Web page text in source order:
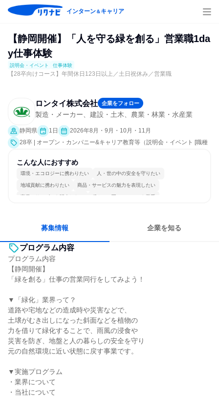
インターン＆キャリア
【静岡開催】「人を守る緑を創る」営業職1da
y仕事体験
説明会・イベント 仕事体験
【28卒向けコース】年間休日123日以上／土日祝休み／営業職
ロンタイ株式会社 企業をフォロー
製造・メーカー、建設・土木、農業・林業・水産業
静岡県 1日
2026年8月・9月・10月・11月
28卒 | オープン・カンパニー&キャリア教育等（説明会・イベント [職種
こんな人におすすめ
環境・エコロジーに携わりたい 人・世の中の安全を守りたい
地域貢献に携わりたい 商品・サービスの魅力を表現したい
商品・サービスを販売したい 穏やかで互いのペースを尊重
募集情報 企業を知る
プログラム内容
プログラム内容
【静岡開催】
「緑を創る」仕事の営業同行をしてみよう！
▼「緑化」業界って？
道路や宅地などの造成時や災害などで、
土壌がむき出しになった斜面などを植物の
力を借りて緑化することで、雨風の浸食や
災害を防ぎ、地盤と人の暮らしの安全を守り
元の自然環境に近い状態に戻す事業です。
▼実施プログラム
・業界について
・当社について